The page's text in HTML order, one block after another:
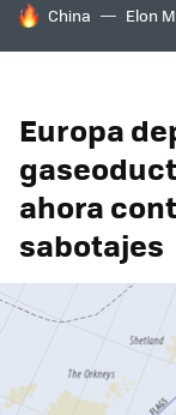
HOY SE HABLA
China Elon
Europa
ahora
sabotajes